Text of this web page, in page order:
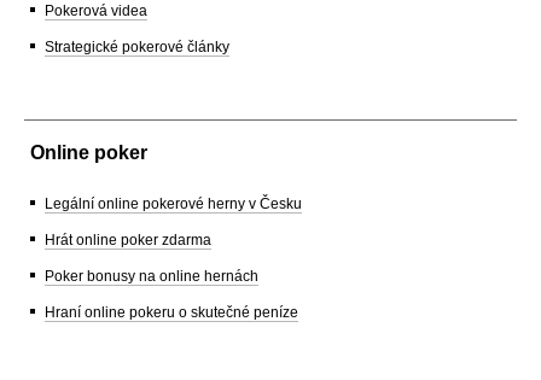
Pokerová videa
Strategické pokerové články
Online poker
Legální online pokerové herny v Česku
Hrát online poker zdarma
Poker bonusy na online hernách
Hraní online pokeru o skutečné peníze